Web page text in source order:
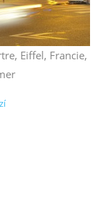
Eiffel, Francie,